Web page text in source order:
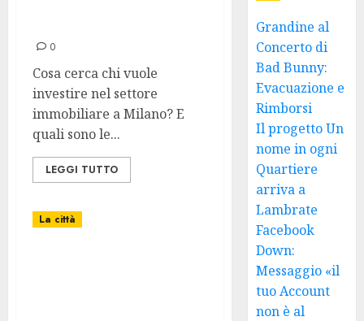
0
Cosa cerca chi vuole
investire nel settore
immobiliare a Milano? E
quali sono le...
LEGGI TUTTO
La città
Grandine al
Concerto di
Bad Bunny:
Evacuazione e
Rimborsi
Il progetto Un
nome in ogni
Quartiere
arriva a
Lambrate
Facebook
Down:
Messaggio «il
tuo Account
non è al